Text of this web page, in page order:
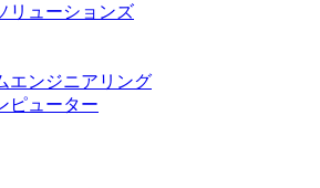
リューションズ
エンジニアリング
ピューター